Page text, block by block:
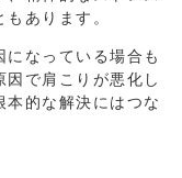
あります。
なっている場合も
で肩こりが悪化し
的な解決にはつな